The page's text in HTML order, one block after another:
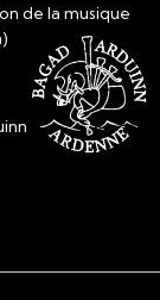
la musique